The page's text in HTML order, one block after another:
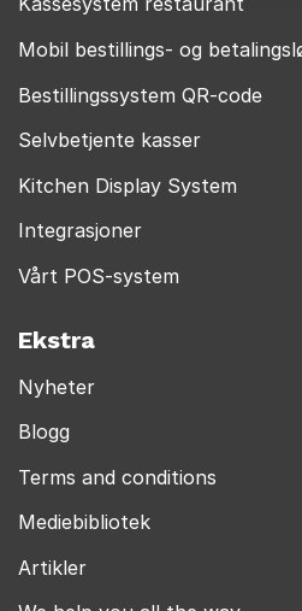
Mobil bestillings- og
Bestillingssystem QR-code
Selvbetjente kasser
Kitchen Display System
Integrasjoner
Vårt POS-system
Ekstra
Nyheter
Blogg
Terms and conditions
Mediebibliotek
Artikler